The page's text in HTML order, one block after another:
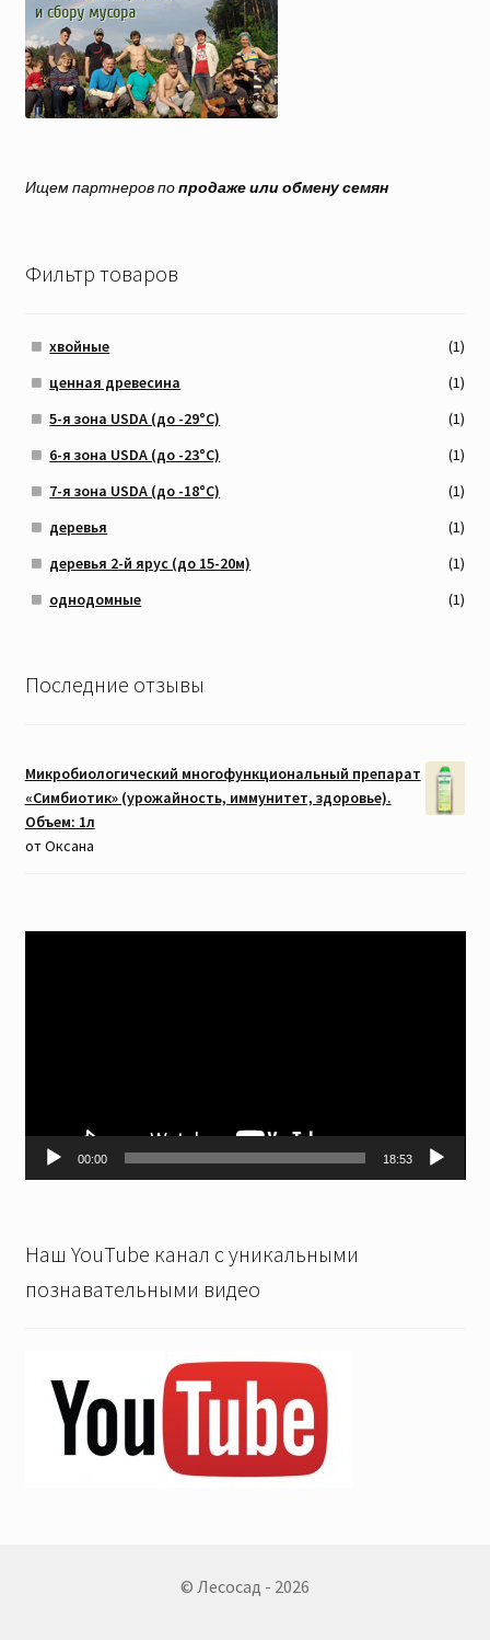
Ищем партнеров попродаже или обмену семян
Фильтр товаров
хвойные
(1)
ценная древесина
(1)
5-я зона USDA (до -29°C)
(1)
6-я зона USDA (до -23°C)
(1)
7-я зона USDA (до -18°C)
(1)
деревья
(1)
деревья 2-й ярус (до 15-20м)
(1)
однодомные
(1)
Последние отзывы
Микробиологический многофункциональный препарат
«Симбиотик» (урожайность, иммунитет, здоровье).
Объем: 1л
от Оксана
00:00 18:53
Наш YouTube канал с уникальными
познавательными видео
© Лесосад - 2026